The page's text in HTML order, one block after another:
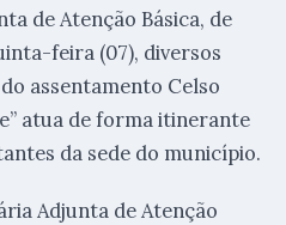
de Atenção Básica, de
feira (07), diversos
assentamento Celso
atua de forma itinerante
da sede do município.
Adjunta de Atenção